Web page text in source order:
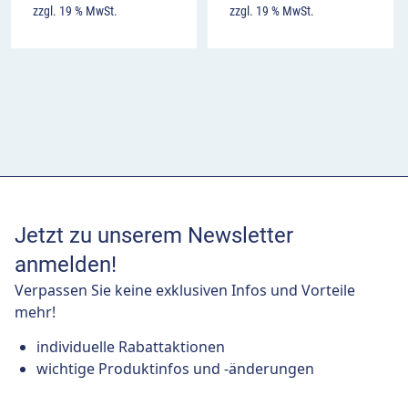
zzgl. 19 % MwSt.
zzgl. 19 % MwSt.
Jetzt zu unserem Newsletter
anmelden!
Verpassen Sie keine exklusiven Infos und Vorteile
mehr!
individuelle Rabattaktionen
wichtige Produktinfos und -änderungen